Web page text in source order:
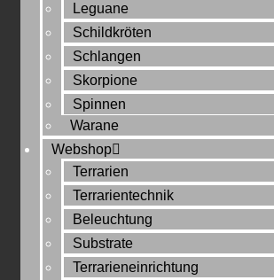
Leguane
Schildkröten
Schlangen
Skorpione
Spinnen
Warane
Webshop
Terrarien
Terrarientechnik
Beleuchtung
Substrate
Terrarieneinrichtung